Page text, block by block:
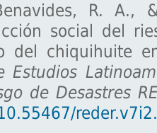
R. A.,
social del
del chiquihuite
Estudios
de Desastres